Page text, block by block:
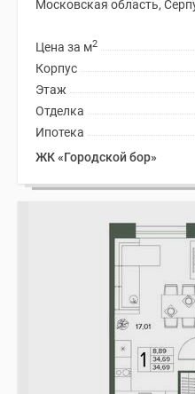
Московская область,
Цена за м2
Корпус
Этаж
Отделка
Ипотека
ЖК «Городской бор»